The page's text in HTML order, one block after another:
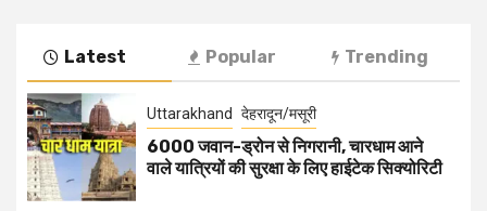
Latest Popular Trending
Uttarakhand देहरादून/मसूरी
6000 जवान-ड्रोन से निगरानी, चारधाम आने
वाले यात्रियों की सुरक्षा के लिए हाईटेक सिक्योरिटी